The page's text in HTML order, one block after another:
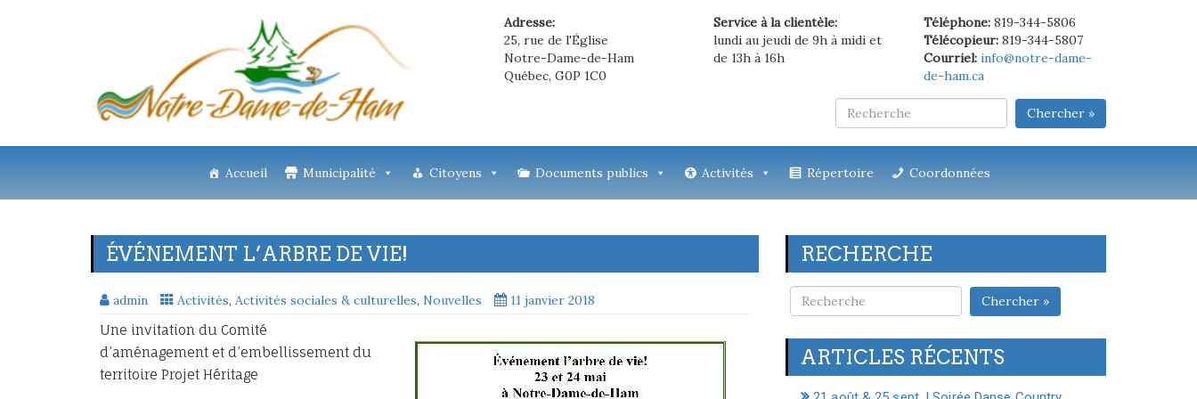
Adresse:
25, rue de l'Église
Notre-Dame-de-Ham
Québec, G0P 1C0
Service à la clientèle:
lundi au jeudi de 9h à midi et
de 13h à 16h
Téléphone:819-344-5806
Télécopieur:819-344-5807
Courriel: info@notre-dame-
de-ham.ca
Chercher »
Accueil Municipalité Citoyens Documents publics Activités Répertoire Coordonnées
ÉVÉNEMENT L’ARBRE DE VIE!
admin Activités, Activités sociales & culturelles, Nouvelles 11 janvier 2018
Une invitation du Comité
d’aménagement et d’embellissement du
territoire Projet Héritage
RECHERCHE
Chercher »
ARTICLES RÉCENTS